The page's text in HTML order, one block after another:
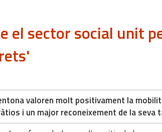
el sector social unit
valoren molt positivament la
i un major reconeixement de la seva